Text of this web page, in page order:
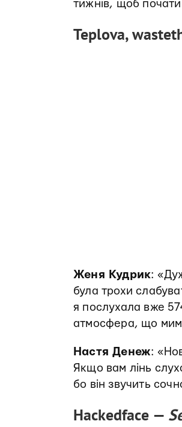
тижнів, щоб почати
Teplova,
Женя Кудрик:
була трохи
я послухала вже
атмосфера, що
Настя Денеж:
Якщо вам лінь
бо він звучить
Hackedface —